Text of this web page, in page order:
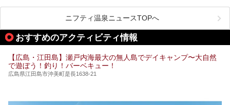
いった個性が魅力の温泉も、どちらも充実している広島県。
今回は、そんな広島県にある温浴施設のなかから、筆者が
「一度訪ねてみたい」と気になっている魅力的な施設を5件
ピックアップして紹介します。
※2021/07/30時点の情報です。
ニフティ温泉ニュースTOPへ
おすすめのアクティビティ情報
【広島・江田島】瀬戸内海最大の無人島でデイキャンプ〜大自然
で遊ぼう！釣り！バーベキュー！
広島県江田島市沖美町是長1638-21